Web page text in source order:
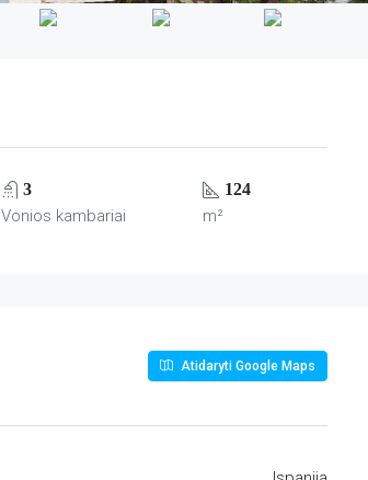
3
Vonios kambariai
124
m²
Atidaryti Google Maps